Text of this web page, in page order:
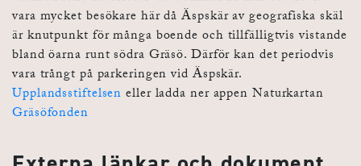
vara mycket besökare här då Äspskär av geografiska skäl
är knutpunkt för många boende och tillfälligtvis vistande
bland öarna runt södra Gräsö. Därför kan det periodvis
vara trångt på parkeringen vid Äspskär.
Upplandsstiftelsen eller ladda ner appen Naturkartan
Gräsöfonden